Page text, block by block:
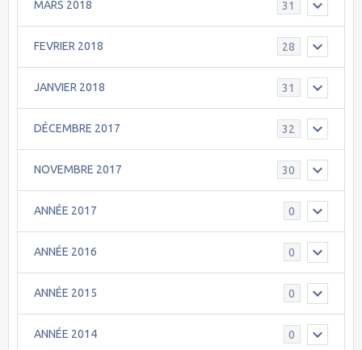
MARS 2018 31
FEVRIER 2018 28
JANVIER 2018 31
DÉCEMBRE 2017 32
NOVEMBRE 2017 30
ANNÉE 2017 0
ANNÉE 2016 0
ANNÉE 2015 0
ANNÉE 2014 0